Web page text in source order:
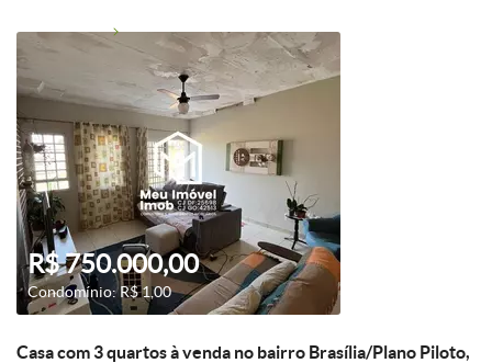
R$ 750.000,00
Condomínio: R$ 1,00
Casa com 3 quartos à venda no bairro Brasília/Plano Piloto,